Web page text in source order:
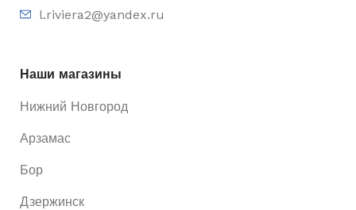
l.riviera2@yandex.ru
Наши магазины
Нижний Новгород
Арзамас
Бор
Дзержинск